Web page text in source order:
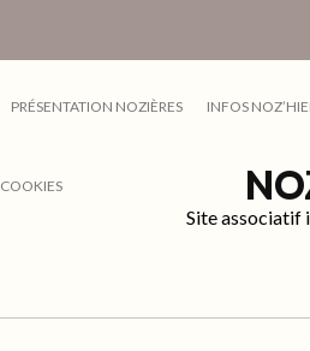
PRÉSENTATION NOZIÈRES INFOS
COOKIES
Site associatif